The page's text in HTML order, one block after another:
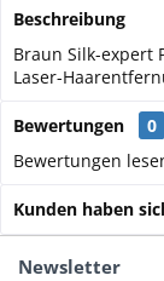
Beschreibung
Braun Silk-expert
Laser-
Bewertungen
0
Bewertungen
Kunden haben
Newsletter